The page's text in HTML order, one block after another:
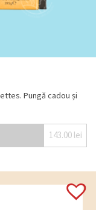
Pungă cadou și
143.00 lei